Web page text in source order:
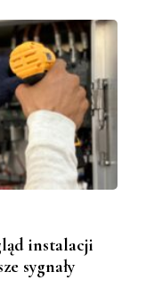
instalacji
sygnały